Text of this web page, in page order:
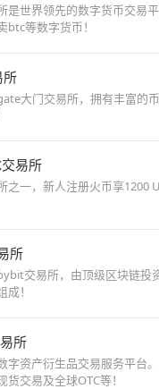
是世界领先的数字货币交易
btc等数字货币！
所
大门交易所，拥有丰富的
易所
之一，新人注册火币享1200
所
交易所，由顶级区块链投
！
所
字资产衍生品交易服务平台
货交易及全球OTC等！